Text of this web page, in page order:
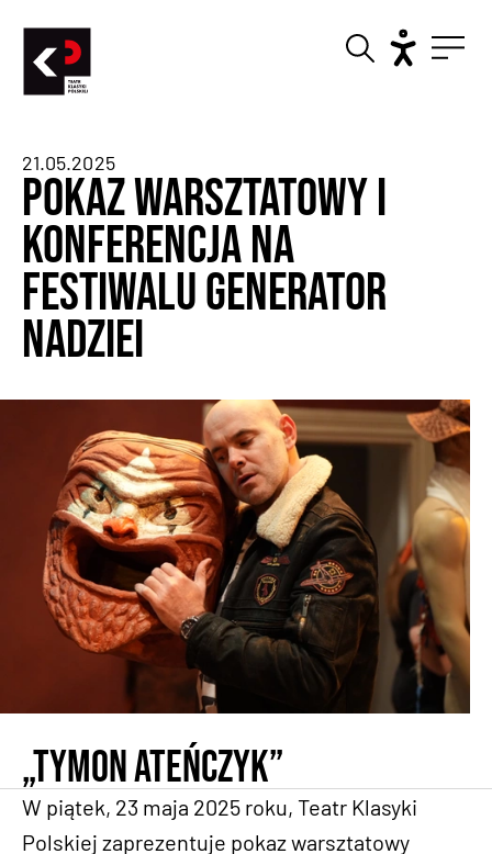
21.05.2025
Pokaz warsztatowy i
konferencja na
Festiwalu Generator
Nadziei
„Tymon Ateńczyk”
W piątek, 23 maja 2025 roku, Teatr Klasyki
Polskiej zaprezentuje pokaz warsztatowy